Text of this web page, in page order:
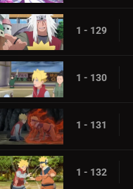
1 - 129
1 - 130
1 - 131
1 - 132